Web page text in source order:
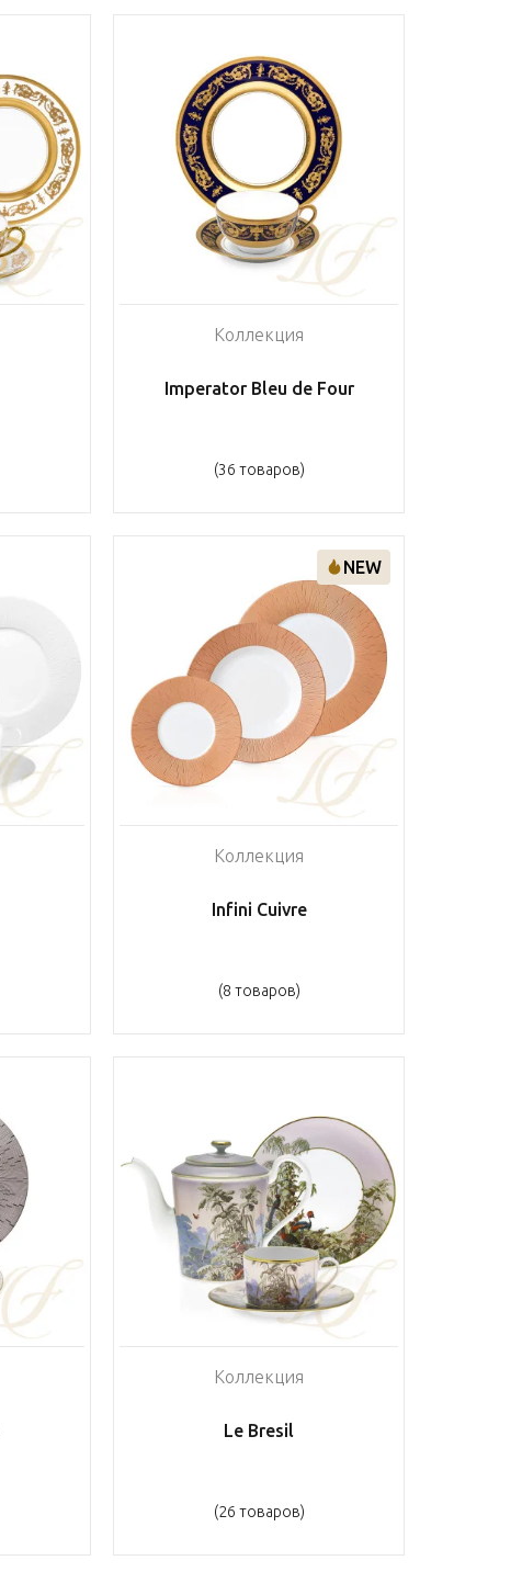
Коллекция
Imperator Bleu de Four
(36 товаров)
NEW
Коллекция
Infini Cuivre
(8 товаров)
Коллекция
Le Bresil
(26 товаров)